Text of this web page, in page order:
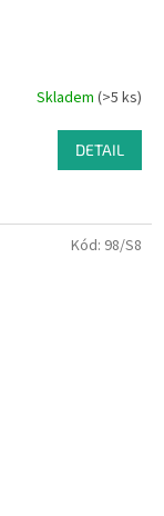
Skladem(>5 ks)
DETAIL
Kód: 98/S8